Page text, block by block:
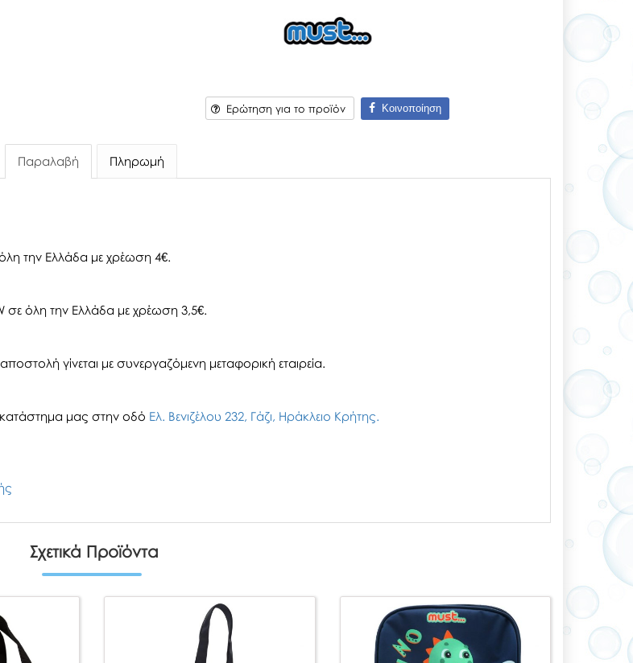
Ερώτηση για το προϊόν Κοινοποίηση
Παραλαβή Πληρωμή
την Ελλάδα με χρέωση 4€.
σε όλη την Ελλάδα με χρέωση 3,5€.
γίνεται με συνεργαζόμενη μεταφορική εταιρεία.
κατάστημα μας στην οδό Ελ. Βενιζέλου 232, Γάζι, Ηράκλειο Κρήτης.
Σχετικά Προϊόντα